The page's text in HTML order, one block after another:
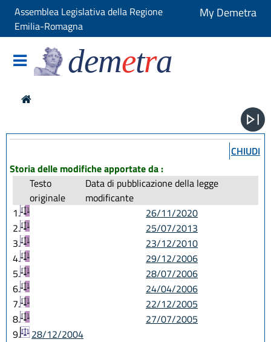
Assemblea Legislativa della Regione
Emilia-Romagna
My Demetra
demetra
CHIUDI
Storia delle modifiche apportate da :
Testo
originale
Data di pubblicazione della legge
modificante
1.
26/11/2020
2.
25/07/2013
3.
23/12/2010
4.
29/12/2006
5.
28/07/2006
6.
24/04/2006
7.
22/12/2005
8.
27/07/2005
9.
28/12/2004